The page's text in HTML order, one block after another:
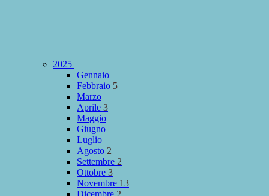
2025
Gennaio
Febbraio 5
Marzo
Aprile 3
Maggio
Giugno
Luglio
Agosto 2
Settembre 2
Ottobre 3
Novembre 13